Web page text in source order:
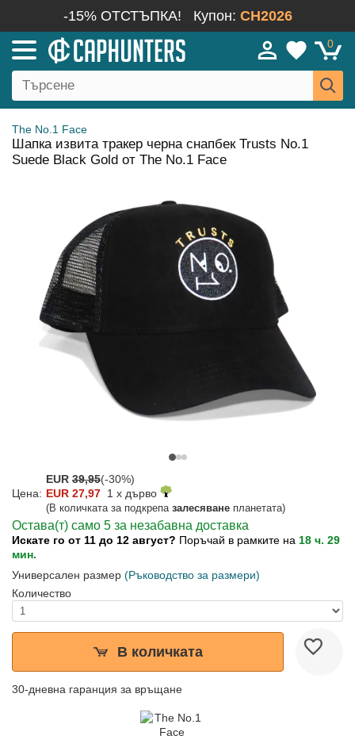
-15% ОТСТЪПКА! Купон: CH2026
0
The No.1 Face
Шапка извита тракер черна снапбек Trusts No.1
Suede Black Gold от The No.1 Face
EUR 39,95(-30%)
Цена: EUR 27,97 1 x дърво
(В количката за подкрепа залесяване планетата)
Остава(т) само 5 за незабавна доставка
Искате го от 11 до 12 август? Поръчай в рамките на 18 ч. 29
мин.
Универсален размер (Ръководство за размери)
Количество
В количката
30-дневна гаранция за връщане